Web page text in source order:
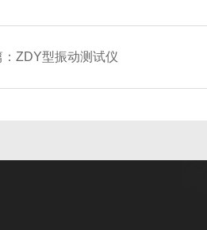
：ZDY型振动测试仪